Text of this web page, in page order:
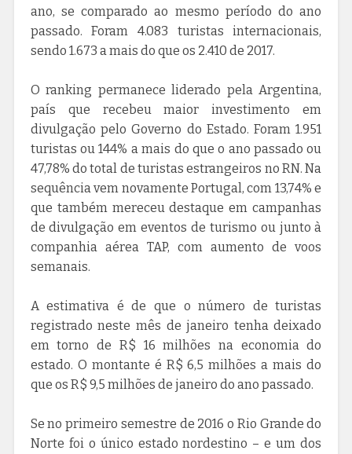
ano, se comparado ao mesmo período do ano
passado. Foram 4.083 turistas internacionais,
sendo 1.673 a mais do que os 2.410 de 2017.
O ranking permanece liderado pela Argentina,
país que recebeu maior investimento em
divulgação pelo Governo do Estado. Foram 1.951
turistas ou 144% a mais do que o ano passado ou
47,78% do total de turistas estrangeiros no RN. Na
sequência vem novamente Portugal, com 13,74% e
que também mereceu destaque em campanhas
de divulgação em eventos de turismo ou junto à
companhia aérea TAP, com aumento de voos
semanais.
A estimativa é de que o número de turistas
registrado neste mês de janeiro tenha deixado
em torno de R$ 16 milhões na economia do
estado. O montante é R$ 6,5 milhões a mais do
que os R$ 9,5 milhões de janeiro do ano passado.
Se no primeiro semestre de 2016 o Rio Grande do
Norte foi o único estado nordestino – e um dos